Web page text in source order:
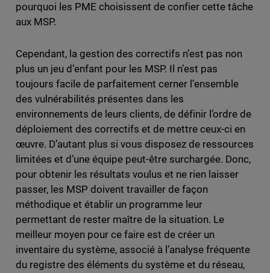
pourquoi les PME choisissent de confier cette tâche
aux MSP.
Cependant, la gestion des correctifs n’est pas non
plus un jeu d’enfant pour les MSP. Il n’est pas
toujours facile de parfaitement cerner l’ensemble
des vulnérabilités présentes dans les
environnements de leurs clients, de définir l’ordre de
déploiement des correctifs et de mettre ceux-ci en
œuvre. D’autant plus si vous disposez de ressources
limitées et d’une équipe peut-être surchargée. Donc,
pour obtenir les résultats voulus et ne rien laisser
passer, les MSP doivent travailler de façon
méthodique et établir un programme leur
permettant de rester maître de la situation. Le
meilleur moyen pour ce faire est de créer un
inventaire du système, associé à l’analyse fréquente
du registre des éléments du système et du réseau,